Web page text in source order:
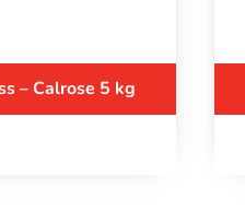
– Calrose 5 kg